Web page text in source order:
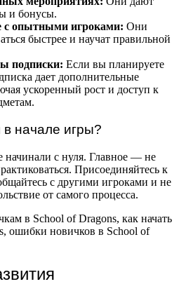
и бонусы.
с опытными игроками: Они
быстрее и научат правильной
подписки: Если вы планируете
дает дополнительные
ускоренный рост и доступ к
в начале игры?
с нуля. Главное — не
Присоединяйтесь к
с другими игроками и не
от самого процесса.
в School of Dragons, как начать
ошибки новичков в School of